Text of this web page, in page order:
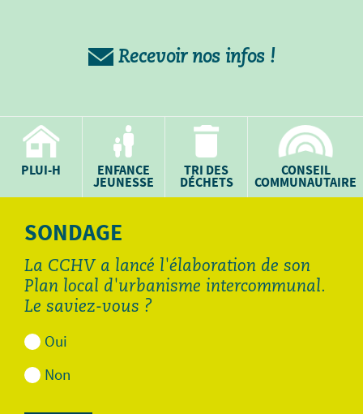
PLUI-H ENFANCE
JEUNESSE
TRI DES
DÉCHETS
CONSEIL
COMMUNAUTAIRE
Recevoir nos infos !
SONDAGE
La CCHV a lancé l'élaboration de son
Plan local d'urbanisme intercommunal.
Le saviez-vous ?
Oui
Non